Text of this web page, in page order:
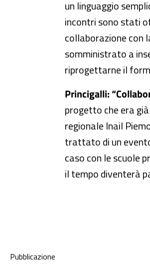
un linguaggio
incontri sono stati
collaborazione con
somministrato a
riprogettarne il
Princigalli:
progetto che era
regionale Inail
trattato di un
caso con le scuole
il tempo diventerà
Condivisione social
Pubblicazione